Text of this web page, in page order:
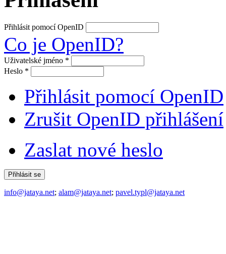
Přihlásit pomocí OpenID
Co je OpenID?
Uživatelské jméno *
Heslo *
Přihlásit pomocí OpenID
Zrušit OpenID přihlášení
Zaslat nové heslo
info@jataya.net; alam@jataya.net; pavel.typl@jataya.net